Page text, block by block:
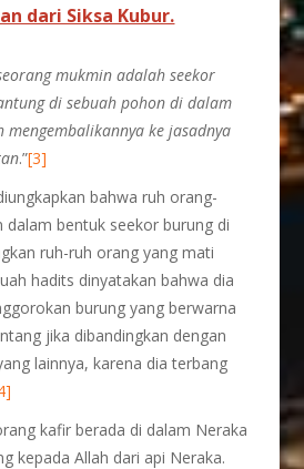
dari Siksa Kubur.
mukmin adalah seekor
di sebuah pohon di dalam
mengembalikannya ke jasadnya
.”[3]
bahwa ruh orang-
dalam bentuk seekor burung di
ruh-ruh orang yang mati
hadits dinyatakan bahwa dia
burung yang berwarna
jika dibandingkan dengan
lainnya, karena dia terbang
kafir berada di dalam Neraka
kepada Allah dari api Neraka.